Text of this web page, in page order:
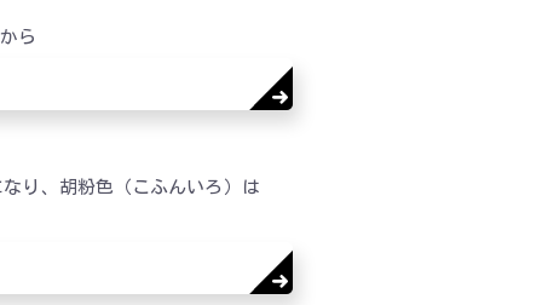
ら
り、胡粉色（こふんいろ）は